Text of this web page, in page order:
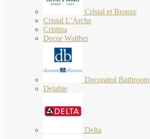
Cristal et Bronze
Cristal L’Arche
Cristina
Decor Walther
Decorated Bathroom
Delabie
Delta